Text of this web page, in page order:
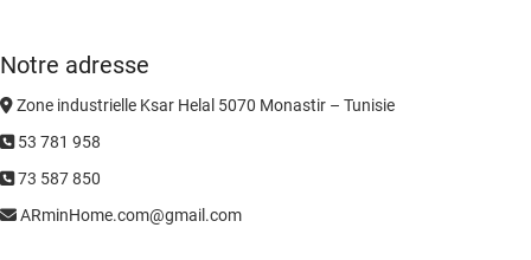
Notre adresse
Zone industrielle Ksar Helal 5070 Monastir – Tunisie
53 781 958
73 587 850
ARminHome.com@gmail.com